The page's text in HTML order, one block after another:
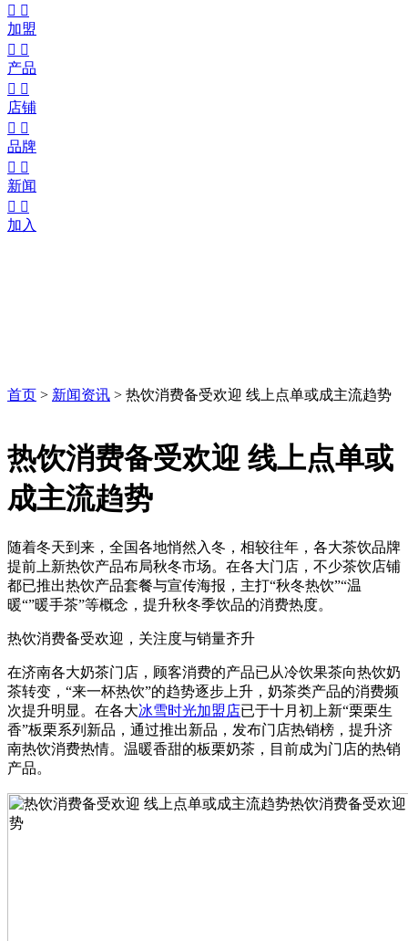
 
加盟
 
产品
 
店铺
 
品牌
 
新闻
 
加入
首页 > 新闻资讯 > 热饮消费备受欢迎 线上点单或成主流趋势
热饮消费备受欢迎 线上点单或
成主流趋势
随着冬天到来，全国各地悄然入冬，相较往年，各大茶饮品牌
提前上新热饮产品布局秋冬市场。在各大门店，不少茶饮店铺
都已推出热饮产品套餐与宣传海报，主打“秋冬热饮”“温
暖“”暖手茶”等概念，提升秋冬季饮品的消费热度。
热饮消费备受欢迎，关注度与销量齐升
在济南各大奶茶门店，顾客消费的产品已从冷饮果茶向热饮奶
茶转变，“来一杯热饮”的趋势逐步上升，奶茶类产品的消费频
次提升明显。在各大冰雪时光加盟店已于十月初上新“栗栗生
香”板栗系列新品，通过推出新品，发布门店热销榜，提升济
南热饮消费热情。温暖香甜的板栗奶茶，目前成为门店的热销
产品。